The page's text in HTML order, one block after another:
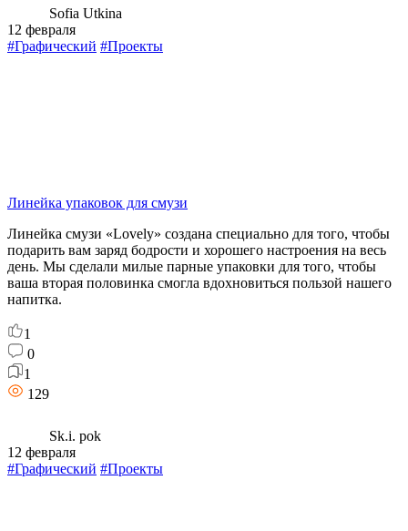
Sofia Utkina
12 февраля
#Графический #Проекты
Линейка упаковок для смузи
Линейка смузи «Lovely» создана специально для того, чтобы
подарить вам заряд бодрости и хорошего настроения на весь
день. Мы сделали милые парные упаковки для того, чтобы
ваша вторая половинка смогла вдохновиться пользой нашего
напитка.
1
0
1
129
Sk.i. pok
12 февраля
#Графический #Проекты